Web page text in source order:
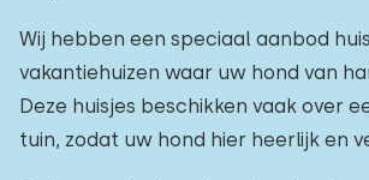
Wij hebben een speciaal aanbod
vakantiehuizen waar uw hond van
Deze huisjes beschikken vaak over
tuin, zodat uw hond hier heerlijk en